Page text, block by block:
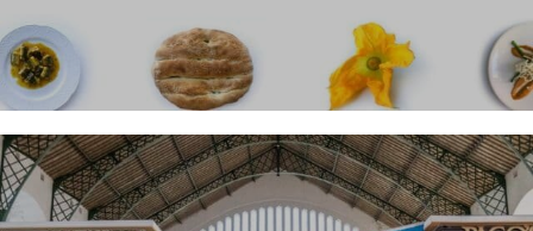
LIRE LA SUITE